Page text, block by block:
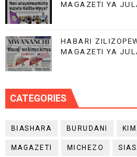
MAGAZETI YA
HABARI
MAGAZETI YA
CATEGORIES
BIASHARA BURUDANI
MAGAZETI MICHEZO